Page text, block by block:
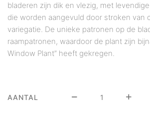
bladeren zijn dik en vlezig, met
die worden aangevuld door stroken van
variegatie. De unieke patronen op de
raampatronen, waardoor de plant zijn
Window Plant” heeft gekregen.
AANTAL